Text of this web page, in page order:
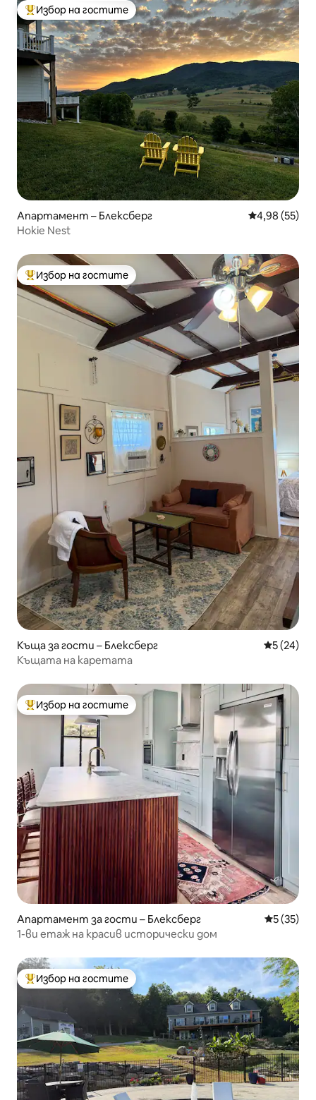
Най-популярен избор на гостите
Избор на гостите
Апартамент – Блексберг Средна
4,98 (55)
Hokie Nest
Най-популярен избор на гостите
Избор на гостите
Къща за гости – Блексберг Средна
5 (24)
Къщата на каретата
Най-популярен избор на гостите
Избор на гостите
Апартамент за гости – Блексберг Средна
5 (35)
1-ви етаж на красив исторически дом
Най-популярен избор на гостите
Избор на гостите